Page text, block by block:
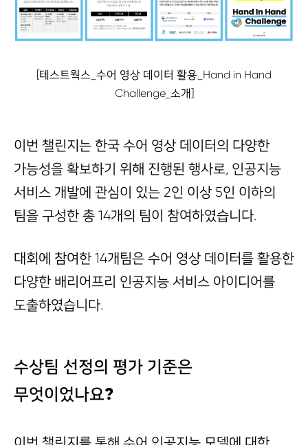
[테스트웍스_수어 영상 데이터 활용_Hand in Hand
Challenge_소개]
이번 챌린지는 한국 수어 영상 데이터의 다양한
가능성을 확보하기 위해 진행된 행사로, 인공지능
서비스 개발에 관심이 있는 2인 이상 5인 이하의
팀을 구성한 총 14개의 팀이 참여하였습니다.
대회에 참여한 14개팀은 수어 영상 데이터를 활용한
다양한 배리어프리 인공지능 서비스 아이디어를
도출하였습니다.
수상팀 선정의 평가 기준은
무엇이었나요?